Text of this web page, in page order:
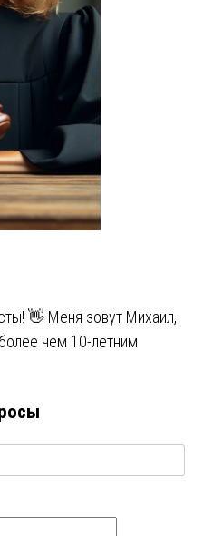
👋 Меня зовут Михаил,
чем 10-летним